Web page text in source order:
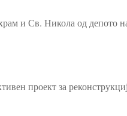
и Св. Никола од депото
проект за